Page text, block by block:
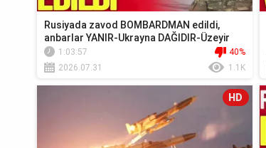
Rusiyada zavod BOMBARDMAN edildi,
anbarlar YANIR-Ukrayna DAĞIDIR-Üzeyir
Cəfərov Ca...
1:03:57
40%
2026.07.31
1.1K
HD